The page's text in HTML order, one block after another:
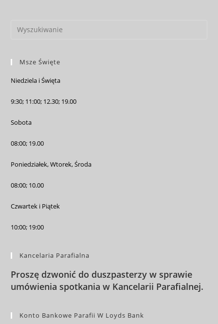
Msze Święte
Niedziela i Święta
9:30; 11:00; 12.30; 19.00
Sobota
08:00; 19.00
Poniedziałek, Wtorek, Środa
08:00; 10.00
Czwartek i Piątek
10:00; 19:00
Kancelaria Parafialna
Proszę dzwonić do duszpasterzy w sprawie
umówienia spotkania w Kancelarii Parafialnej.
Konto Bankowe Parafii W Loyds Bank